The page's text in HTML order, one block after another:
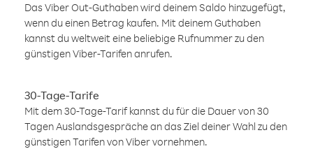
Das Viber Out-Guthaben wird deinem Saldo hinzugefügt,
wenn du einen Betrag kaufen. Mit deinem Guthaben
kannst du weltweit eine beliebige Rufnummer zu den
günstigen Viber-Tarifen anrufen.
30-Tage-Tarife
Mit dem 30-Tage-Tarif kannst du für die Dauer von 30
Tagen Auslandsgespräche an das Ziel deiner Wahl zu den
günstigen Tarifen von Viber vornehmen.